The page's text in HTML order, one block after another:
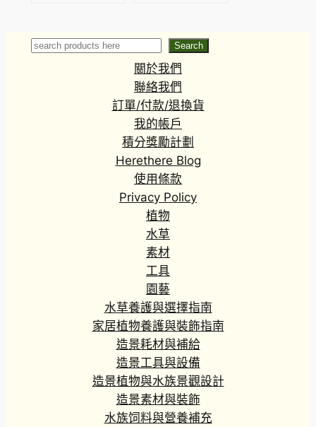
Search Search
關於我們
聯絡我們
訂單/付款/退換貨
我的帳戶
積分獎勵計劃
Herethere Blog
使用條款
Privacy Policy
植物
水草
素材
工具
園藝
水草養護與選擇指南
家居植物養護與裝飾指南
造景耗材與補給
造景工具與設備
造景植物與水族景觀設計
造景素材與裝飾
水族饲料與營養補充